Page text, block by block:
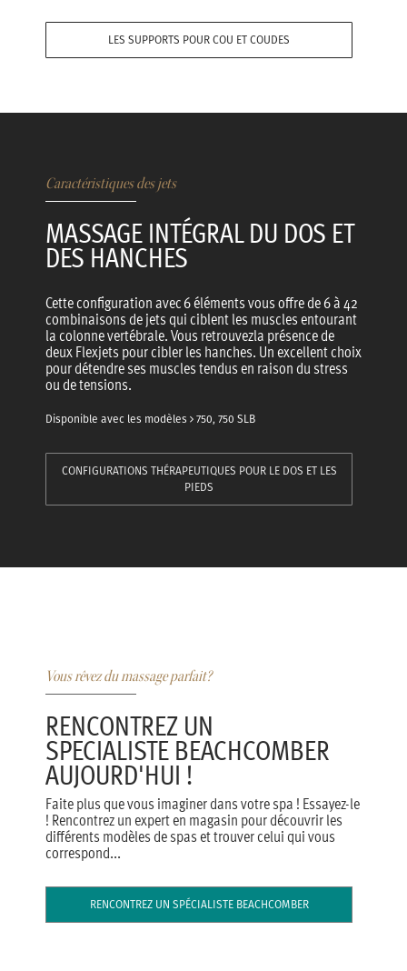
LES SUPPORTS POUR COU ET COUDES
Caractéristiques des jets
MASSAGE INTÉGRAL DU DOS ET
DES HANCHES
Cette configuration avec 6 éléments vous offre de 6 à 42
combinaisons de jets qui ciblent les muscles entourant
la colonne vertébrale. Vous retrouvezla présence de
deux Flexjets pour cibler les hanches. Un excellent choix
pour détendre ses muscles tendus en raison du stress
ou de tensions.
Disponible avec les modèles 750, 750 SLB
CONFIGURATIONS THÉRAPEUTIQUES POUR LE DOS ET LES
PIEDS
Vous rêvez du massage parfait?
RENCONTREZ UN
SPECIALISTE BEACHCOMBER
AUJOURD'HUI !
Faite plus que vous imaginer dans votre spa ! Essayez-le
! Rencontrez un expert en magasin pour découvrir les
différents modèles de spas et trouver celui qui vous
correspond...
RENCONTREZ UN SPÉCIALISTE BEACHCOMBER